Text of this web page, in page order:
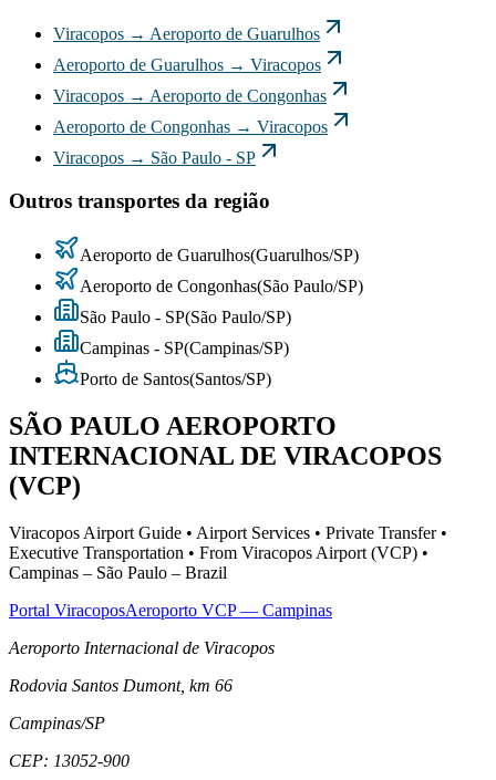
Viracopos → Aeroporto de Guarulhos
Aeroporto de Guarulhos → Viracopos
Viracopos → Aeroporto de Congonhas
Aeroporto de Congonhas → Viracopos
Viracopos → São Paulo - SP
Outros transportes da região
Aeroporto de Guarulhos(Guarulhos/SP)
Aeroporto de Congonhas(São Paulo/SP)
São Paulo - SP(São Paulo/SP)
Campinas - SP(Campinas/SP)
Porto de Santos(Santos/SP)
SÃO PAULO AEROPORTO
INTERNACIONAL DE VIRACOPOS
(VCP)
Viracopos Airport Guide • Airport Services • Private Transfer •
Executive Transportation • From Viracopos Airport (VCP) •
Campinas – São Paulo – Brazil
Portal ViracoposAeroporto VCP — Campinas
Aeroporto Internacional de Viracopos
Rodovia Santos Dumont, km 66
Campinas/SP
CEP: 13052-900